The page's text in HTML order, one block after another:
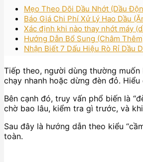
Mẹo Theo Dõi Dầu Nhớt (Dầu
Báo Giá Chi Phí Xử Lý Hao Dầu
Xác định khi nào thay nhớt máy
Hướng Dẫn Bổ Sung (Châm
Nhận Biết 7 Dấu Hiệu Rò Rỉ Dầu
Tiếp theo, người dùng thường muốn
chạy nhanh hoặc dừng đèn đỏ.
Bên cạnh đó, truy vấn phổ biến là
chờ bao lâu, kiểm tra gì trước, và
Sau đây là hướng dẫn theo kiểu
toàn.